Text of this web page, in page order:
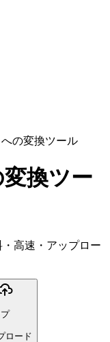
の変換ツール
換ツー
高速・アップロー
ロード